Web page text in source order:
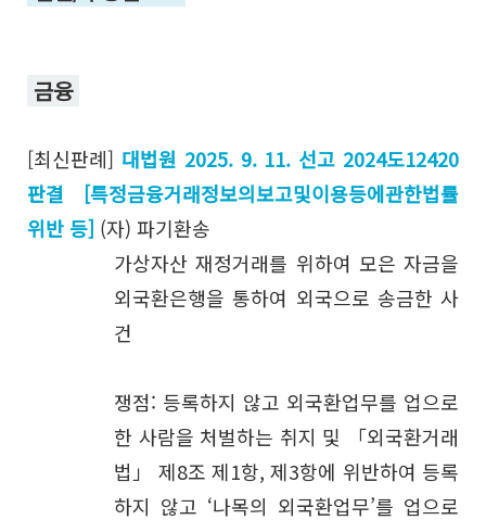
금융
[최신판례] 대법원 2025. 9. 11. 선고 2024도12420
판결 [특정금융거래정보의보고및이용등에관한법률
위반 등] (자) 파기환송
가상자산 재정거래를 위하여 모은 자금을
외국환은행을 통하여 외국으로 송금한 사
건
쟁점: 등록하지 않고 외국환업무를 업으로
한 사람을 처벌하는 취지 및 「외국환거래
법」 제8조 제1항, 제3항에 위반하여 등록
하지 않고 ‘나목의 외국환업무’를 업으로